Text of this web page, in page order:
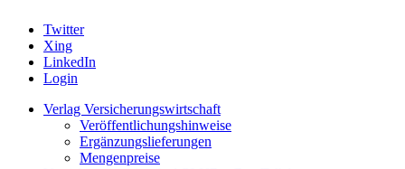
Twitter
Xing
LinkedIn
Login
Verlag Versicherungswirtschaft
Veröffentlichungshinweise
Ergänzungslieferungen
Mengenpreise